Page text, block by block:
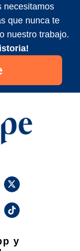
necesitamos
que nunca te
nuestro trabajo.
y